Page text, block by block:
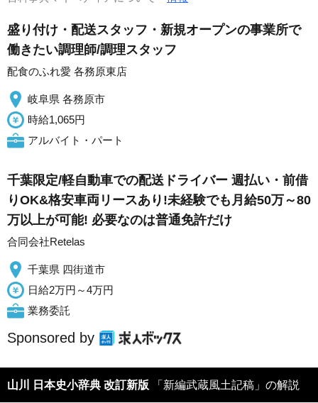
盛り付け・配送スタッフ・新規オープンの事業所で
働きたい調理師/調理スタッフ
配食のふれ愛 各務原東店
岐阜県 各務原市
時給1,065円
アルバイト・パート
千葉限定/軽自動車での配送ドライバー 週払い・前借
りOK&格安車両リースあり!未経験でも月給50万～80
万以上が可能! 必要なのは普通免許だけ
合同会社Retelas
千葉県 四街道市
日給2万円～4万円
業務委託
Sponsored by
山川 日本史小辞典 改訂新版 「新編武蔵風土記稿」の解説